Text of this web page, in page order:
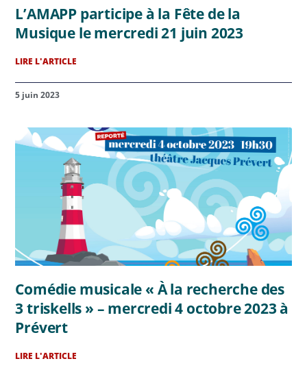
L’AMAPP participe à la Fête de la
Musique le mercredi 21 juin 2023
LIRE L'ARTICLE
5 juin 2023
Comédie musicale « À la recherche des
3 triskells » – mercredi 4 octobre 2023 à
Prévert
LIRE L'ARTICLE